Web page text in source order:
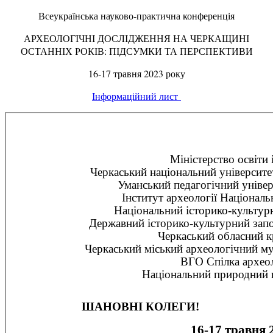
Всеукраїнська науково-практична конференція
АРХЕОЛОГІЧНІ ДОСЛІДЖЕННЯ НА ЧЕРКАЩИНІ
ОСТАННІХ РОКІВ: ПІДСУМКИ ТА ПЕРСПЕКТИВИ
16-17 травня 2023 року
Інформаційний лист